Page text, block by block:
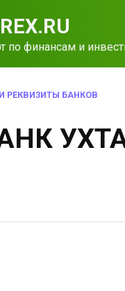
по финансам и
РЕКВИЗИТЫ БАНКОВ